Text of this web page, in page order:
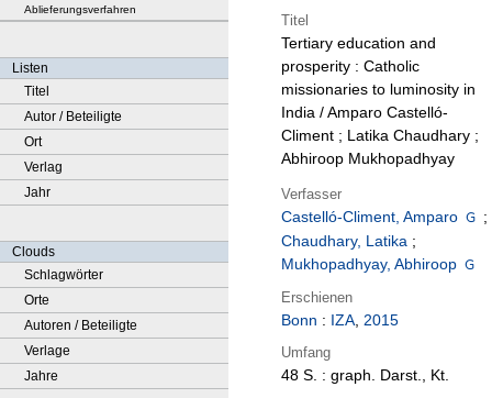
Ablieferungsverfahren
Listen
Titel
Autor / Beteiligte
Ort
Verlag
Jahr
Clouds
Schlagwörter
Orte
Autoren / Beteiligte
Verlage
Jahre
Titel
Tertiary education and
prosperity : Catholic
missionaries to luminosity in
India / Amparo Castelló-
Climent ; Latika Chaudhary ;
Abhiroop Mukhopadhyay
Verfasser
Castelló-Climent, Amparo
;
Chaudhary, Latika ;
Mukhopadhyay, Abhiroop
Erschienen
Bonn : IZA, 2015
Umfang
48 S. : graph. Darst., Kt.